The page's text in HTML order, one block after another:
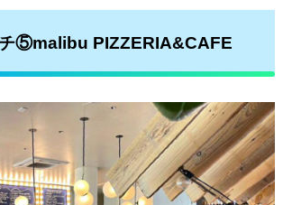
⑤malibu PIZZERIA&CAFE